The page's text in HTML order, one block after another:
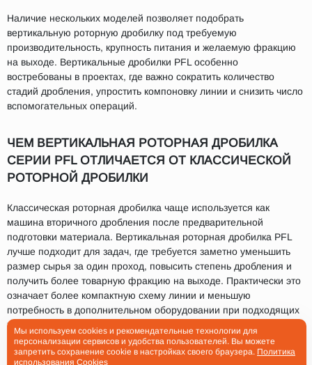
Наличие нескольких моделей позволяет подобрать
вертикальную роторную дробилку под требуемую
производительность, крупность питания и желаемую фракцию
на выходе. Вертикальные дробилки PFL особенно
востребованы в проектах, где важно сократить количество
стадий дробления, упростить компоновку линии и снизить число
вспомогательных операций.
ЧЕМ ВЕРТИКАЛЬНАЯ РОТОРНАЯ ДРОБИЛКА
СЕРИИ PFL ОТЛИЧАЕТСЯ ОТ КЛАССИЧЕСКОЙ
РОТОРНОЙ ДРОБИЛКИ
Классическая роторная дробилка чаще используется как
машина вторичного дробления после предварительной
подготовки материала. Вертикальная роторная дробилка PFL
лучше подходит для задач, где требуется заметно уменьшить
размер сырья за один проход, повысить степень дробления и
получить более товарную фракцию на выходе. Практически это
означает более компактную схему линии и меньшую
потребность в дополнительном оборудовании при подходящих
характеристиках исходного материала.
Если задача состоит не просто в том, чтобы встроить еще одну
Мы используем cookies и рекомендательные технологии для
персонализации сервисов и удобства пользователей. Вы можете
запретить сохранение cookie в настройках своего браузера. Политика
использования Cookies